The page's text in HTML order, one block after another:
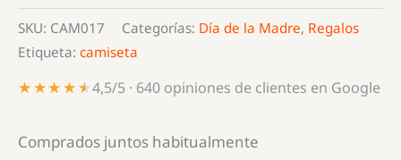
mi
Madre
cantidad
SKU: CAM017 Categorías: Día de la Madre, Regalos
Etiqueta: camiseta
★★★★★
★★★★★4,5/5 · 640 opiniones de clientes en Google
Comprados juntos habitualmente